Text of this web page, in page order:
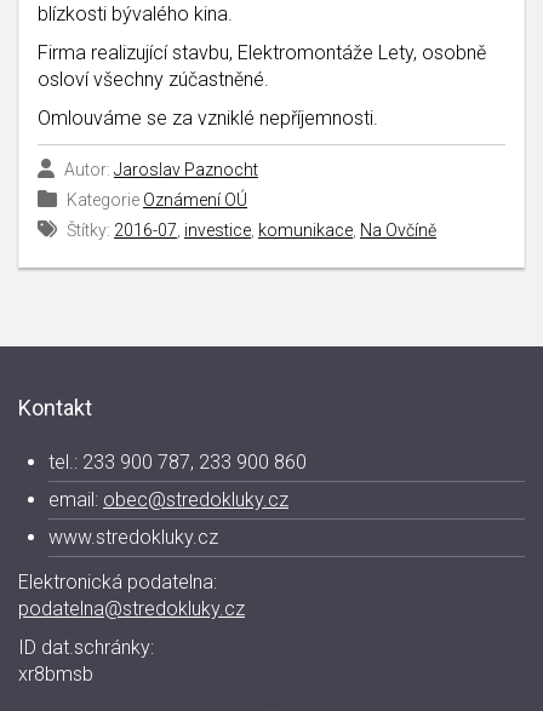
blízkosti bývalého kina.
Firma realizující stavbu, Elektromontáže Lety, osobně
osloví všechny zúčastněné.
Omlouváme se za vzniklé nepříjemnosti.
Autor: Jaroslav Paznocht
Kategorie Oznámení OÚ
Štítky: 2016-07 investice komunikace Na Ovčíně
Kontakt
tel.: 233 900 787, 233 900 860
email: obec@stredokluky.cz
www.stredokluky.cz
Elektronická podatelna:
podatelna@stredokluky.cz
ID dat.schránky:
xr8bmsb